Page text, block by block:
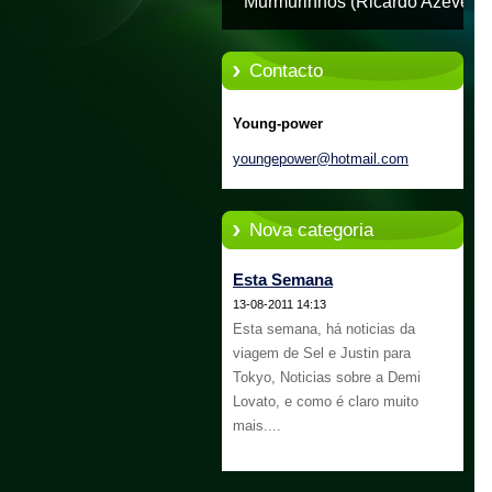
Contacto
Young-power
youngepower@hotmail.com
Nova categoria
Esta Semana
13-08-2011 14:13
Esta semana, há noticias da
viagem de Sel e Justin para
Tokyo, Noticias sobre a Demi
Lovato, e como é claro muito
mais....